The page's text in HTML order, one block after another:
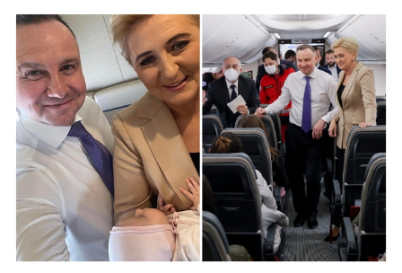
Прикарпаття
Економіка
Політика
Світ
Цікаво
Наука
Технології
Історії
Рецепти